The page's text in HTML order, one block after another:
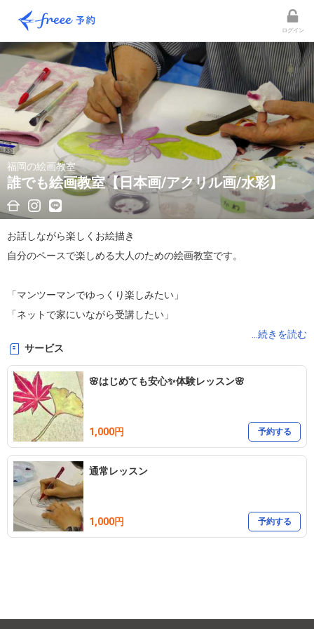
ログイン
福岡の絵画教室
誰でも絵画教室【日本画/アクリル画/水彩】
お話しながら楽しくお絵描き
自分のペースで楽しめる大人のための絵画教室です。
「マンツーマンでゆっくり楽しみたい」
「ネットで家にいながら受講したい」
✅お手軽でリアルに描けるアクリルガッシュ
✅本格的な日本画
✅基本の鉛筆デッサン&水彩
です。
教員歴10年
...続きを読む
サービス
🌸はじめても安心✨体験レッスン🌸
1,000円 予約する
通常レッスン
1,000円 予約する